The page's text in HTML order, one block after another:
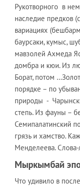
Рукотворного в
наследие предков
вариациях
баурсаки, кумыс,
мавзолей Ахмеда
домбра и кюи. Из
Борат, потом
порядке – по
природы -
степь. Из фауны –
Семипалатинский
грязь и хамство.
Менделеева.
Мыркымбай
Что удивило в